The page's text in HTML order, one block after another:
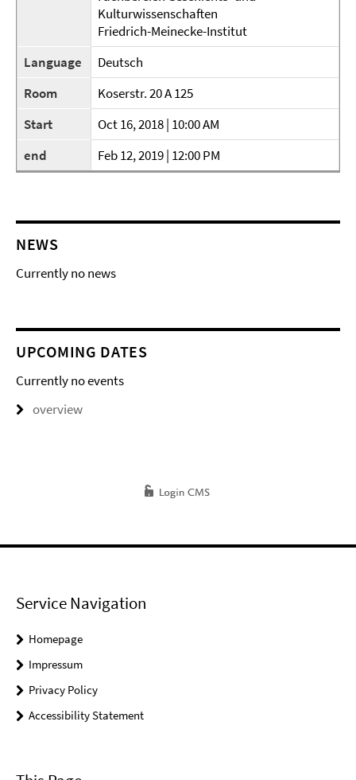
Kulturwissenschaften
Friedrich-Meinecke-Institut
Language
Deutsch
Room
Koserstr. 20 A 125
Start
Oct 16, 2018 | 10:00 AM
end
Feb 12, 2019 | 12:00 PM
NEWS
Currently no news
UPCOMING DATES
Currently no events
overview
Service Navigation
Homepage
Impressum
Privacy Policy
Accessibility Statement